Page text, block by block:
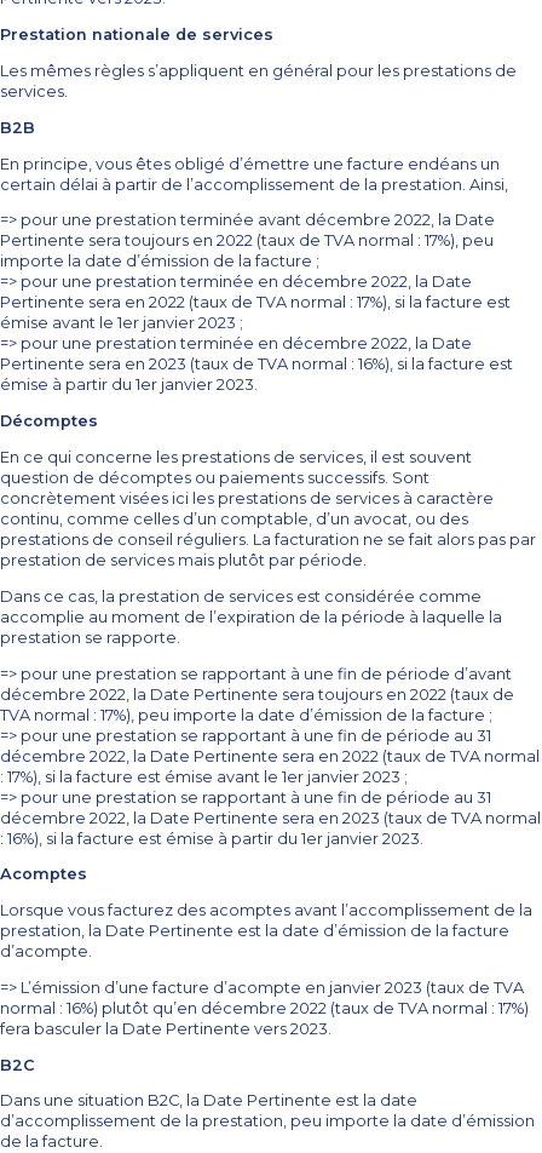
Prestation nationale de services
Les mêmes règles s’appliquent en général pour les prestations de
services.
B2B
En principe, vous êtes obligé d’émettre une facture endéans un
certain délai à partir de l’accomplissement de la prestation. Ainsi,
=> pour une prestation terminée avant décembre 2022, la Date
Pertinente sera toujours en 2022 (taux de TVA normal : 17%), peu
importe la date d’émission de la facture ;
=> pour une prestation terminée en décembre 2022, la Date
Pertinente sera en 2022 (taux de TVA normal : 17%), si la facture est
émise avant le 1er janvier 2023 ;
=> pour une prestation terminée en décembre 2022, la Date
Pertinente sera en 2023 (taux de TVA normal : 16%), si la facture est
émise à partir du 1er janvier 2023.
Décomptes
En ce qui concerne les prestations de services, il est souvent
question de décomptes ou paiements successifs. Sont
concrètement visées ici les prestations de services à caractère
continu, comme celles d’un comptable, d’un avocat, ou des
prestations de conseil réguliers. La facturation ne se fait alors pas par
prestation de services mais plutôt par période.
Dans ce cas, la prestation de services est considérée comme
accomplie au moment de l’expiration de la période à laquelle la
prestation se rapporte.
=> pour une prestation se rapportant à une fin de période d’avant
décembre 2022, la Date Pertinente sera toujours en 2022 (taux de
TVA normal : 17%), peu importe la date d’émission de la facture ;
=> pour une prestation se rapportant à une fin de période au 31
décembre 2022, la Date Pertinente sera en 2022 (taux de TVA normal
: 17%), si la facture est émise avant le 1er janvier 2023 ;
=> pour une prestation se rapportant à une fin de période au 31
décembre 2022, la Date Pertinente sera en 2023 (taux de TVA normal
: 16%), si la facture est émise à partir du 1er janvier 2023.
Acomptes
Lorsque vous facturez des acomptes avant l’accomplissement de la
prestation, la Date Pertinente est la date d’émission de la facture
d’acompte.
=> L’émission d’une facture d’acompte en janvier 2023 (taux de TVA
normal : 16%) plutôt qu’en décembre 2022 (taux de TVA normal : 17%)
fera basculer la Date Pertinente vers 2023.
B2C
Dans une situation B2C, la Date Pertinente est la date
d’accomplissement de la prestation, peu importe la date d’émission
de la facture.